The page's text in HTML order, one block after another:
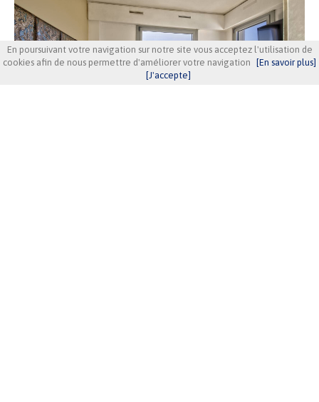
En poursuivant votre navigation sur notre site vous acceptez l'utilisation de
cookies afin de nous permettre d'améliorer votre navigation
[En savoir plus]
[J'accepte]